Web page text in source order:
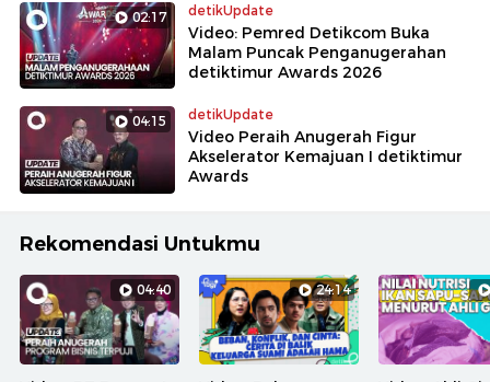
02:17 detikUpdate
Video: Pemred Detikcom Buka
Malam Puncak Penganugerahan
detiktimur Awards 2026
04:15 detikUpdate
Video Peraih Anugerah Figur
Akselerator Kemajuan I detiktimur
Awards
Rekomendasi Untukmu
04:40 24:14